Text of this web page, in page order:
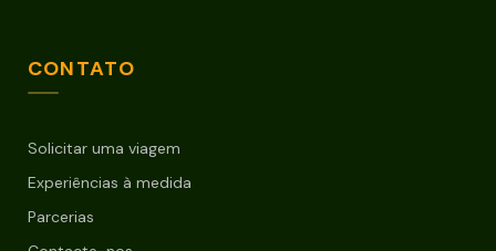
CONTATO
Solicitar uma viagem
Experiências à medida
Parcerias